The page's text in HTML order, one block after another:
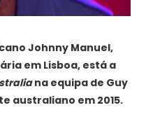
Johnny Manuel,
em Lisboa, está a
na equipa de Guy
australiano em 2015.